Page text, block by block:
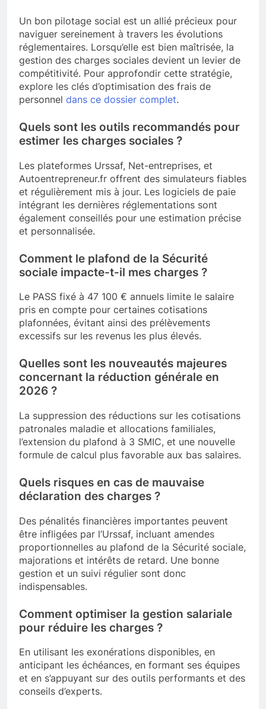
Un bon pilotage social est un allié précieux pour
naviguer sereinement à travers les évolutions
réglementaires. Lorsqu’elle est bien maîtrisée, la
gestion des charges sociales devient un levier de
compétitivité. Pour approfondir cette stratégie,
explore les clés d’optimisation des frais de
personnel dans ce dossier complet.
Quels sont les outils recommandés pour
estimer les charges sociales ?
Les plateformes Urssaf, Net-entreprises, et
Autoentrepreneur.fr offrent des simulateurs fiables
et régulièrement mis à jour. Les logiciels de paie
intégrant les dernières réglementations sont
également conseillés pour une estimation précise
et personnalisée.
Comment le plafond de la Sécurité
sociale impacte-t-il mes charges ?
Le PASS fixé à 47 100 € annuels limite le salaire
pris en compte pour certaines cotisations
plafonnées, évitant ainsi des prélèvements
excessifs sur les revenus les plus élevés.
Quelles sont les nouveautés majeures
concernant la réduction générale en
2026 ?
La suppression des réductions sur les cotisations
patronales maladie et allocations familiales,
l’extension du plafond à 3 SMIC, et une nouvelle
formule de calcul plus favorable aux bas salaires.
Quels risques en cas de mauvaise
déclaration des charges ?
Des pénalités financières importantes peuvent
être infligées par l’Urssaf, incluant amendes
proportionnelles au plafond de la Sécurité sociale,
majorations et intérêts de retard. Une bonne
gestion et un suivi régulier sont donc
indispensables.
Comment optimiser la gestion salariale
pour réduire les charges ?
En utilisant les exonérations disponibles, en
anticipant les échéances, en formant ses équipes
et en s’appuyant sur des outils performants et des
conseils d’experts.